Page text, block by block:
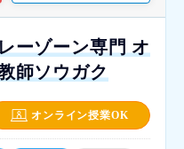
ーゾーン専門 オ
師ソウガク
オンライン授業OK